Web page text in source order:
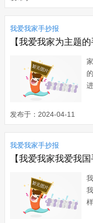
我爱我家手抄报
发布于：2024-04-11
我爱我家手抄报